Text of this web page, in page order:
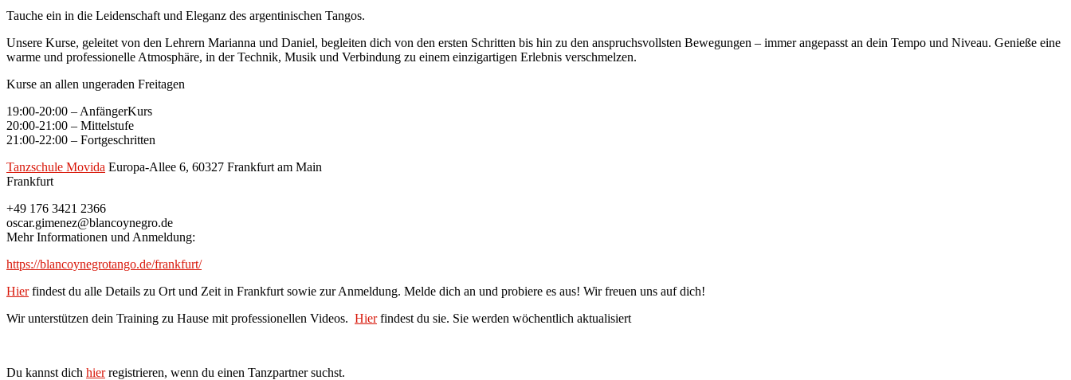
Tauche ein in die Leidenschaft und Eleganz des argentinischen Tangos.
Unsere Kurse, geleitet von den Lehrern Marianna und Daniel, begleiten dich von den ersten Schritten bis hin zu den anspruchsvollsten Bewegungen – immer angepasst an dein Tempo und Niveau. Genieße eine
warme und professionelle Atmosphäre, in der Technik, Musik und Verbindung zu einem einzigartigen Erlebnis verschmelzen.
Kurse an allen ungeraden Freitagen
19:00-20:00 – AnfängerKurs
20:00-21:00 – Mittelstufe
21:00-22:00 – Fortgeschritten
Tanzschule Movida Europa-Allee 6, 60327 Frankfurt am Main
Frankfurt
+49 176 3421 2366
oscar.gimenez@blancoynegro.de
Mehr Informationen und Anmeldung:
https://blancoynegrotango.de/frankfurt/
Hierfindest du alle Details zu Ort und Zeit in Frankfurt sowie zur Anmeldung. Melde dich an und probiere es aus! Wir freuen uns auf dich!
Wir unterstützen dein Training zu Hause mit professionellen Videos. Hierfindest du sie. Sie werden wöchentlich aktualisiert
Du kannst dich hierregistrieren, wenn du einen Tanzpartner suchst.